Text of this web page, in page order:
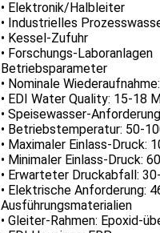
• Elektronik/Halbleiter
• Industrielles
• Kessel-Zufuhr
• Forschungs-Laboranlagen
Betriebsparameter
• Nominale
• EDI Water Quality: 15-18
• Speisewasser-
• Betriebstemperatur: 50-
• Maximaler Einlass-Druck:
• Minimaler Einlass-Druck:
• Erwarteter Druckabfall:
• Elektrische Anforderung:
Ausführungsmaterialien
• Gleiter-Rahmen: Epoxid-